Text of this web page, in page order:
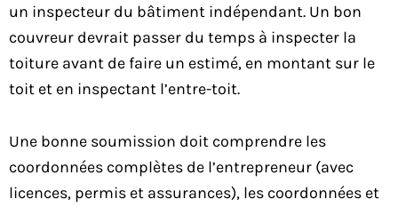
un inspecteur du bâtiment indépendant. Un bon
couvreur devrait passer du temps à inspecter la
toiture avant de faire un estimé, en montant sur le
toit et en inspectant l’entre-toit.
Une bonne soumission doit comprendre les
coordonnées complètes de l’entrepreneur (avec
licences, permis et assurances), les coordonnées et